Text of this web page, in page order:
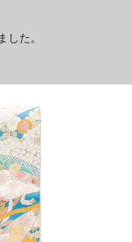
た。